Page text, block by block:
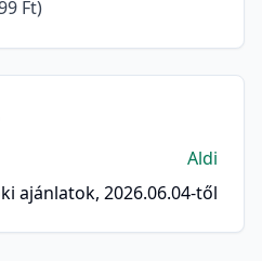
Ft)
Aldi
ajánlatok, 2026.06.04-től